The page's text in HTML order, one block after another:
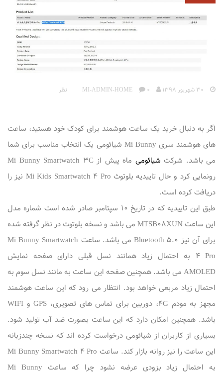
30 شهریور 1398 0 نظر
اگر به دنبال خرید یک ساعت هوشمند برای کودک خود هستید، ساعت
های هوشمند سری Mi Bunny شیائومی یک انتخاب مناسب برای شما
می باشد. شرکت شیائومی
ماه پیش از Mi Bunny Smartwatch 3C
رونمایی کرد و حال تاییدیه بلوتوث Mi Kids Smartwatch 4 Pro نیز را
دریافت کرده است.
طبق این تاییدیه که در تاریخ 10 سپتامبر صادر شده است شماره مدل
این ساعت MTSB08XUN می باشد و نسخه بلوتوث در نظر گرفته شده
برای آن نیز Bluetooth 5.0 می باشد. ساعت Mi Bunny Smartwatch
4 Pro به احتمال زیاد همانند نسل قبلی دارای صفحه نمایش
AMOLED می باشد. همچنین صفحه این ساعت به مانند نسل سوم به
احتمال زیاد مربعی خواهد بود. انتظار می رود که این ساعت هوشمند
مجهز به مودم 4G، دوربین برای تماس های تصویری، GPS و WIFI
باشد. همچنین امکان دارد که این ساعت بصورت ضد آب تولید شود.
بسیاری از کاربران از شیائومی درخواست کرده اند که نسخه چندزبانه
این ساعت را نیز روانه بازار کند. ساعت Mi Bunny Smartwatch 4 Pro
به احتمال زیاد بزودی عرضه نشود چرا که ساعت Mi Bunny